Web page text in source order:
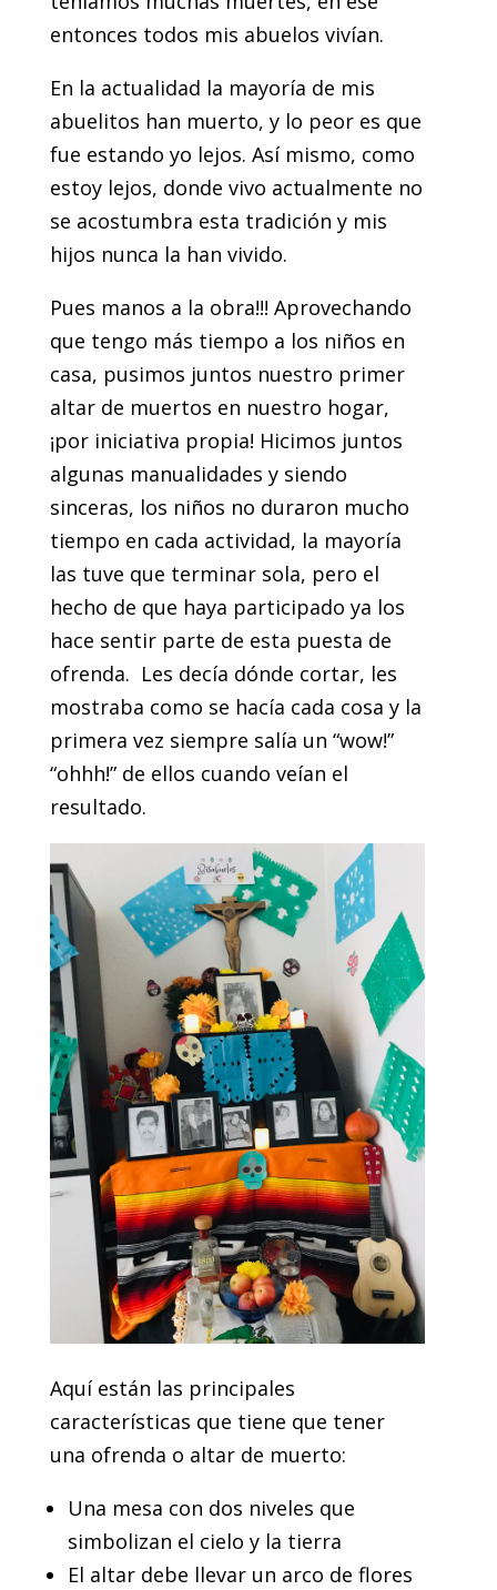
entonces todos mis abuelos vivían.
En la actualidad la mayoría de mis
abuelitos han muerto, y lo peor es que
fue estando yo lejos. Así mismo, como
estoy lejos, donde vivo actualmente no
se acostumbra esta tradición y mis
hijos nunca la han vivido.
Pues manos a la obra!!! Aprovechando
que tengo más tiempo a los niños en
casa, pusimos juntos nuestro primer
altar de muertos en nuestro hogar,
¡por iniciativa propia! Hicimos juntos
algunas manualidades y siendo
sinceras, los niños no duraron mucho
tiempo en cada actividad, la mayoría
las tuve que terminar sola, pero el
hecho de que haya participado ya los
hace sentir parte de esta puesta de
ofrenda. Les decía dónde cortar, les
mostraba como se hacía cada cosa y la
primera vez siempre salía un “wow!”
“ohhh!” de ellos cuando veían el
resultado.
Aquí están las principales
características que tiene que tener
una ofrenda o altar de muerto:
Una mesa con dos niveles que
simbolizan el cielo y la tierra
El altar debe llevar un arco de flores